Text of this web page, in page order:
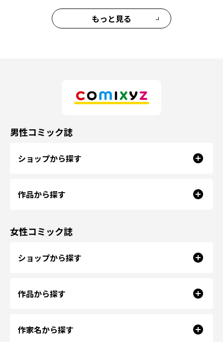
もっと見る
男性コミック誌
ショップから探す
作品から探す
女性コミック誌
ショップから探す
作品から探す
作家名から探す